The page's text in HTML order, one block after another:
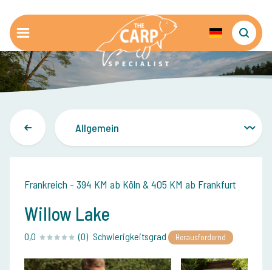
Frankreich - 394 KM ab Köln & 405 KM ab Frankfurt
Willow Lake
0,0 (0) Schwierigkeitsgrad Herausfordernd